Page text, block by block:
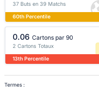
37 Buts en 39 Matchs
60th Percentile
0.06 Cartons par 90
2 Cartons Totaux
13th Percentile
Termes :